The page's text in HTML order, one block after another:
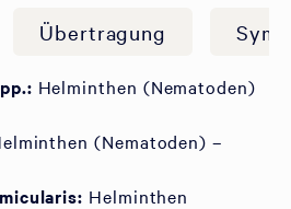
Übertragung
Helminthen (Nematoden)
(Nematoden) –
Helminthen